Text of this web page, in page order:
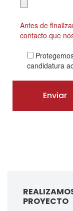
Antes de
contacto que
candidatura
PROYECTO